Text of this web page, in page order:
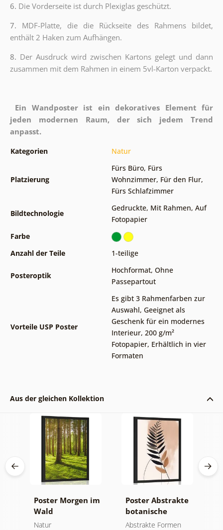
6. Die Vorderseite ist durch Plexiglas geschützt.
7. MDF-Platte, die die Rückseite des Rahmens bildet,
enthält 2 Haken zum Aufhängen.
8. Der Ausdruck wird zwischen Kartons gelegt und dann
zusammen mit dem Rahmen in einem 5vl-Karton verpackt.
Ein Wandposter ist ein dekoratives Element für
jeden modernen Raum, der sich jedem Trend
anpasst.
Kategorien Natur
Platzierung
Fürs Büro, Fürs
Wohnzimmer, Für den Flur,
Fürs Schlafzimmer
Bildtechnologie
Gedruckte, Mit Rahmen, Auf
Fotopapier
Farbe
Anzahl der Teile
1-teilige
Posteroptik
Hochformat, Ohne
Passepartout
Vorteile USP Poster
Es gibt 3 Rahmenfarben zur
Auswahl, Geeignet als
Geschenk für ein modernes
Interieur, 200 g/m²
Fotopapier, Erhältlich in vier
Formaten
Aus der gleichen Kollektion
Poster Morgen im
Wald
Natur
Poster Abstrakte
botanische
Formen Farn
Abstrakte Formen